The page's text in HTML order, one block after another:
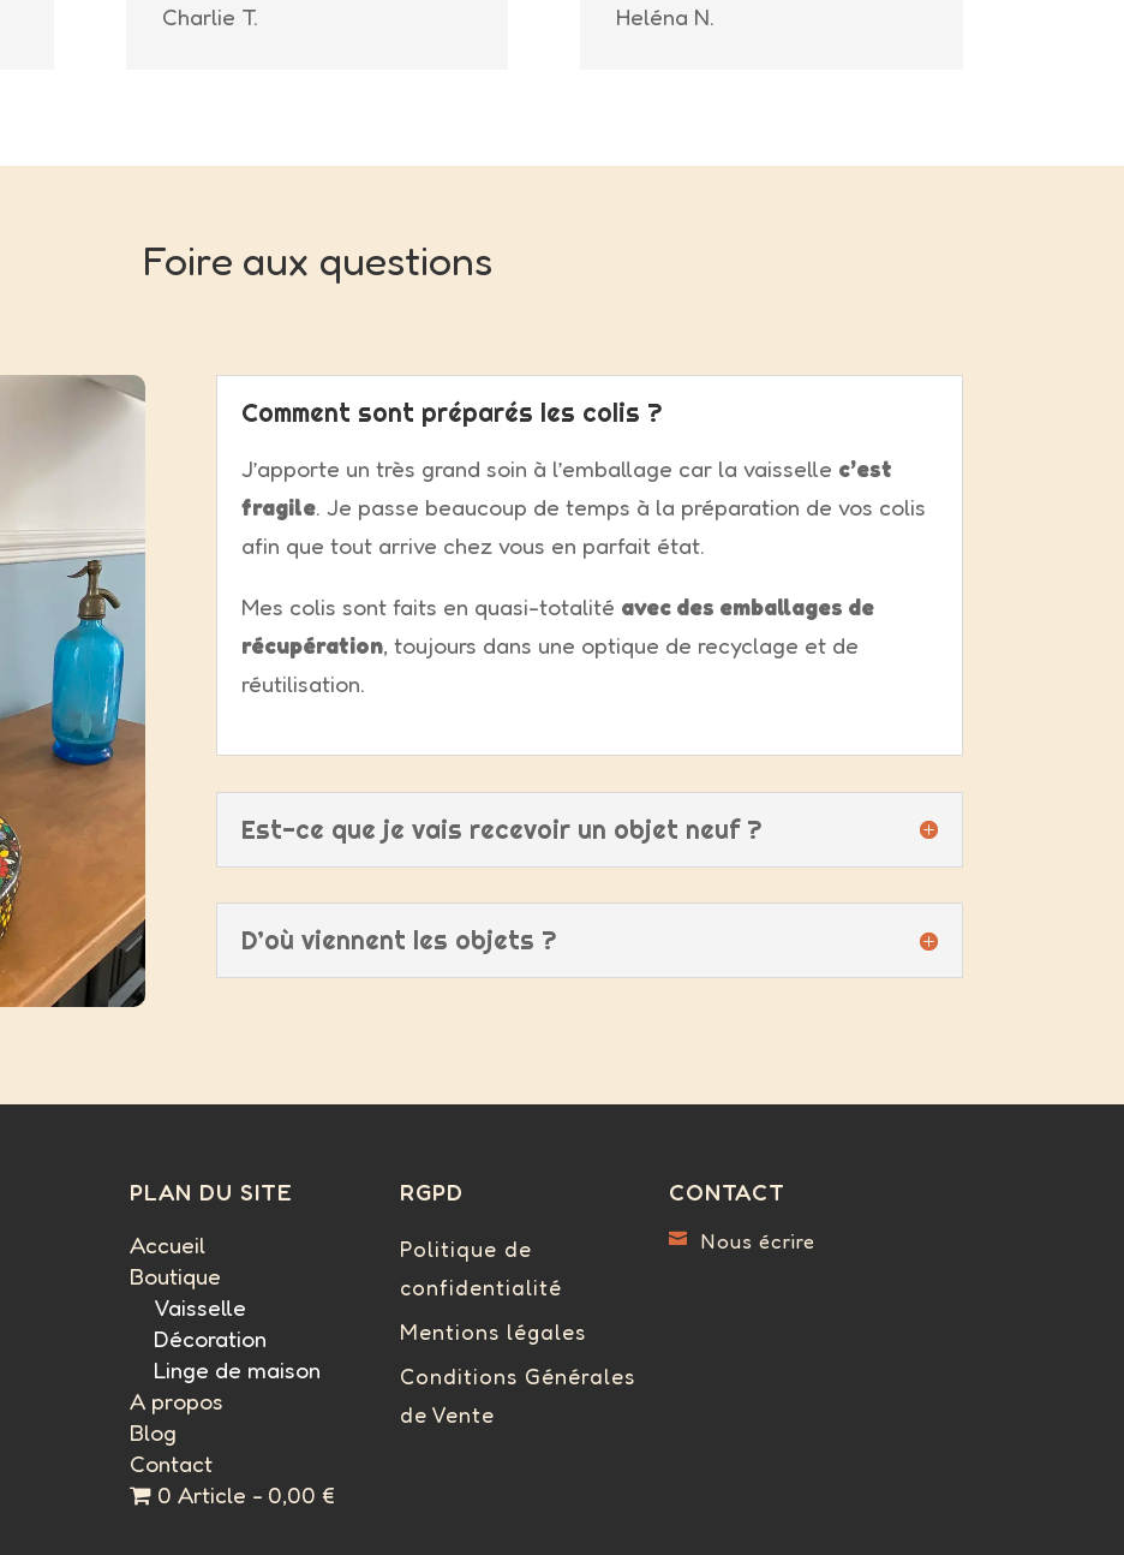
Charlie T. Heléna N.
Foire aux questions
Comment sont préparés les colis ?
J’apporte un très grand soin à l’emballage car la vaisselle c’est
fragile. Je passe beaucoup de temps à la préparation de vos colis
afin que tout arrive chez vous en parfait état.
Mes colis sont faits en quasi-totalité avec des emballages de
récupération, toujours dans une optique de recyclage et de
réutilisation.
Est-ce que je vais recevoir un objet neuf ?
D’où viennent les objets ?
PLAN DU SITE
Accueil
Boutique
Vaisselle
Décoration
Linge de maison
A propos
Blog
Contact
0 Article
0,00 €
RGPD
Politique de
confidentialité
Mentions légales
Conditions Générales
de Vente
CONTACT
 Nous écrire